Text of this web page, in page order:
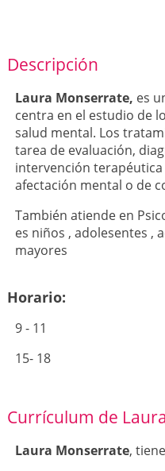
Descripción
Laura Monserrate, es
centra en el estudio de
salud mental. Los
tarea de evaluación,
intervención
afectación mental o de
También atiende en
es niños , adolesentes ,
mayores
Horario:
9 - 11
15- 18
Currículum de
Laura Monserrate,